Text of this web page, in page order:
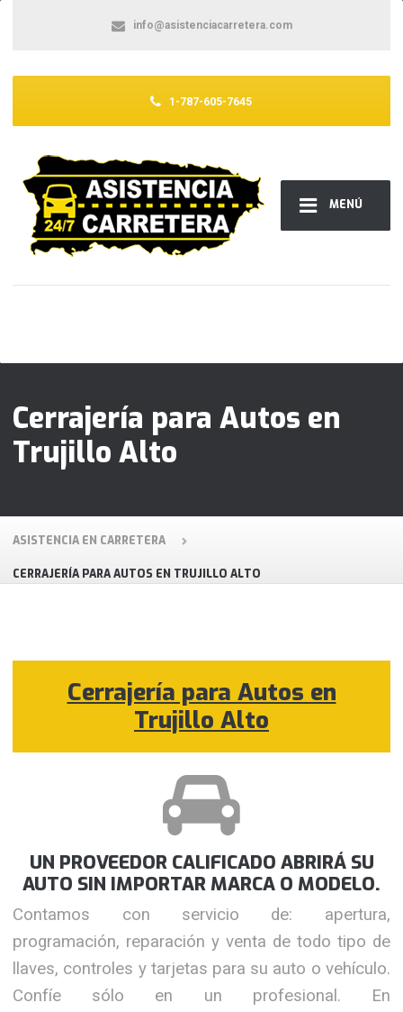
MENÚ
info@asistenciacarretera.com
1-787-605-7645
Cerrajería para Autos en
Trujillo Alto
ASISTENCIA EN CARRETERA
CERRAJERÍA PARA AUTOS EN TRUJILLO ALTO
Cerrajería para Autos en
Trujillo Alto
UN PROVEEDOR CALIFICADO ABRIRÁ SU
AUTO SIN IMPORTAR MARCA O MODELO.
Contamos con servicio de: apertura,
programación, reparación y venta de todo tipo de
llaves, controles y tarjetas para su auto o vehículo.
Confíe sólo en un profesional. En